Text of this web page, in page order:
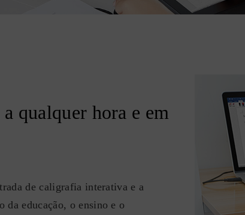
qualquer hora e em
de caligrafia interativa e a
da educação, o ensino e o